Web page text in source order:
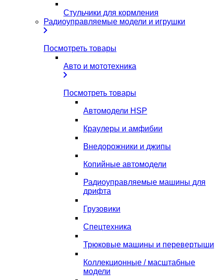
Стульчики для кормления
Радиоуправляемые модели и игрушки
Посмотреть товары
Авто и мототехника
Посмотреть товары
Автомодели HSP
Краулеры и амфибии
Внедорожники и джипы
Копийные автомодели
Радиоуправляемые машины для
дрифта
Грузовики
Спецтехника
Трюковые машины и перевертыши
Коллекционные / масштабные
модели